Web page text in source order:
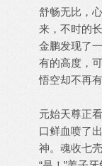
舒畅无比，
来，不时的
金鹏发现了
有的高度，
悟空却不再
元始天尊正
口鲜血喷了
神。魂收七